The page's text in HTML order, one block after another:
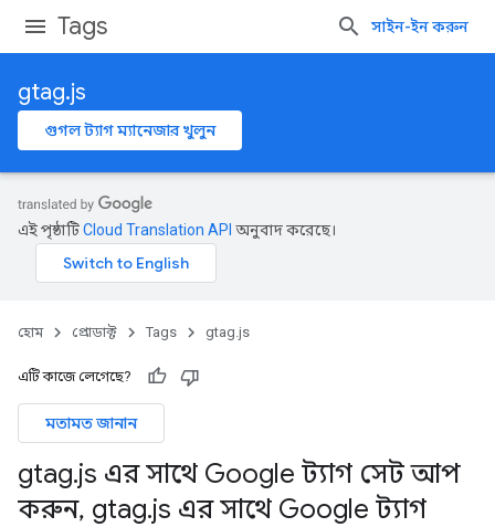
Tags সাইন-ইন করুন
gtag.js
গুগল ট্যাগ ম্যানেজার খুলুন
এই পৃষ্ঠাটিCloud Translation API অনুবাদ করেছে।
হোম প্রোডাক্ট Tags gtag.js
এটি কাজে লেগেছে?
মতামত জানান
gtag.js এর সাথে Google ট্যাগ সেট আপ
করুন, gtag.js এর সাথে Google ট্যাগ